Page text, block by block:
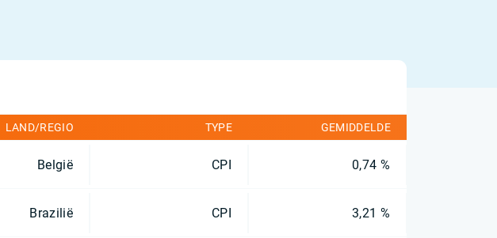
LAND/REGIO TYPE GEMIDDELDE
België CPI 0,74 %
Brazilië CPI 3,21 %